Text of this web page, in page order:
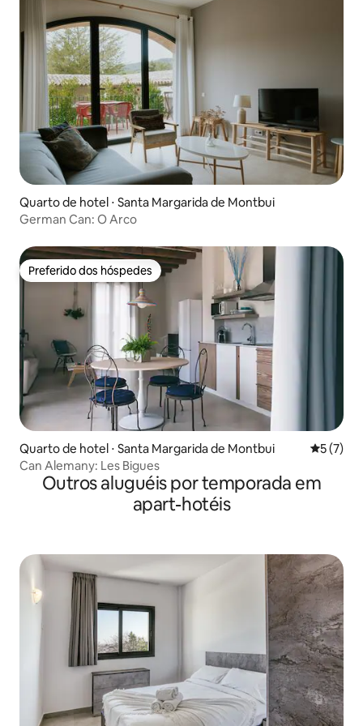
Quarto de hotel ⋅ Santa Margarida de Montbui
German Can: O Arco
Preferido dos hóspedes
Preferido dos hóspedes
Quarto de hotel ⋅ Santa Margarida de Montbui 5 de
5 (7)
Can Alemany: Les Bigues
Outros aluguéis por temporada em
apart-hotéis